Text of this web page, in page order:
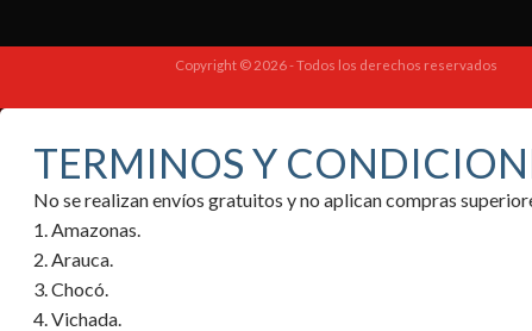
Copyright © 2026 - Todos los derechos reservados
TERMINOS Y
No se realizan envíos gratuitos y no aplican compras
1. Amazonas.
2. Arauca.
3. Chocó.
4. Vichada.